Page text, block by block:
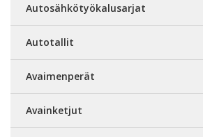
Autosähkötyökalusarjat
Autotallit
Avaimenperät
Avainketjut